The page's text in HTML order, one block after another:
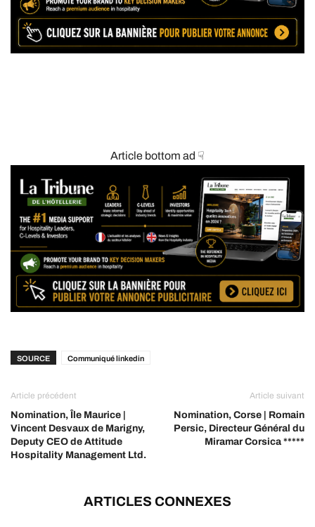
Article bottom ad ☟
SOURCE Communiqué linkedin
Article précédent
Nomination, Île Maurice |
Vincent Desvaux de Marigny,
Deputy CEO de Attitude
Hospitality Management Ltd.
Article suivant
Nomination, Corse | Romain
Persic, Directeur Général du
Miramar Corsica *****
ARTICLES CONNEXES